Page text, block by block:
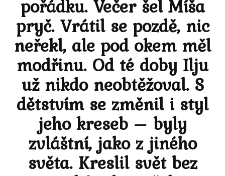
pořádku. Večer šel Míša
pryč. Vrátil se pozdě, nic
neřekl, ale pod okem měl
modřinu. Od té doby Ilju
už nikdo neobtěžoval. S
dětstvím se změnil i styl
jeho kreseb – byly
zvláštní, jako z jiného
světa. Kreslil svět bez